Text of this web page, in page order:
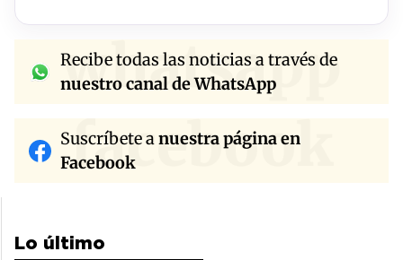
whatsapp
Recibe todas las noticias a través de
nuestro canal de WhatsApp
facebook
Suscríbete anuestra página en
Facebook
Lo último